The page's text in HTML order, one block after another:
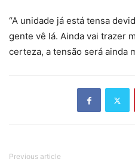
“A unidade já está tensa
gente vê lá. Ainda vai trazer
certeza, a tensão será ainda
Previous article